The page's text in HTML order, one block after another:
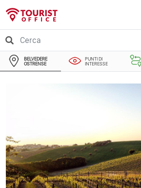
BELVEDERE
OSTRENSE
PUNTI DI
INTERESSE